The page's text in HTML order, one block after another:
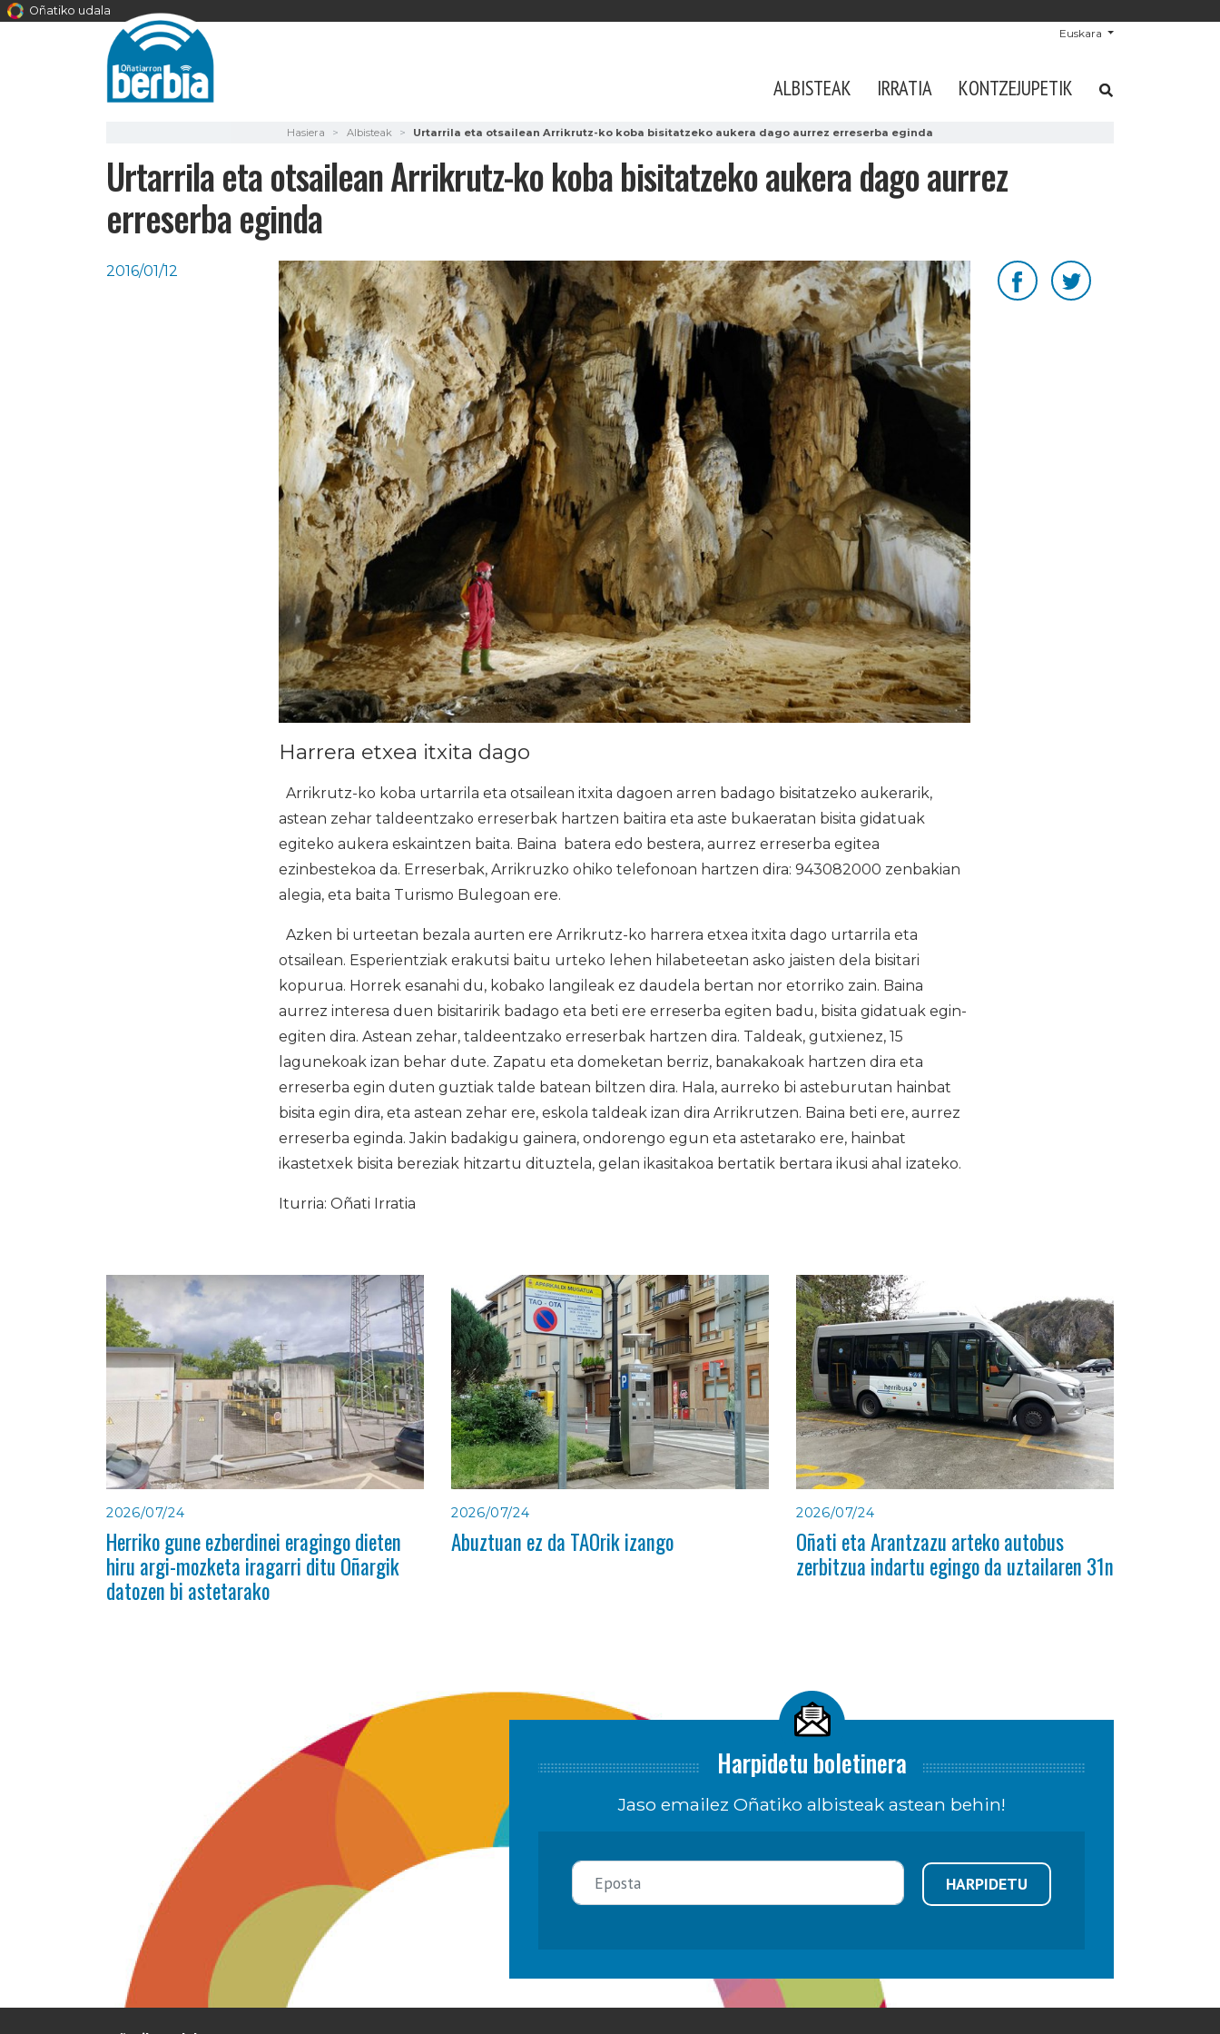
Oñatiko udala
Euskara
ALBISTEAK IRRATIA KONTZEJUPETIK
Hasiera Albisteak Urtarrila eta otsailean Arrikrutz-ko koba bisitatzeko aukera dago aurrez erreserba eginda
Urtarrila eta otsailean Arrikrutz-ko koba bisitatzeko aukera dago aurrez
erreserba eginda
2016/01/12
Harrera etxea itxita dago
Arrikrutz-ko koba urtarrila eta otsailean itxita dagoen arren badago bisitatzeko aukerarik,
astean zehar taldeentzako erreserbak hartzen baitira eta aste bukaeratan bisita gidatuak
egiteko aukera eskaintzen baita. Baina batera edo bestera, aurrez erreserba egitea
ezinbestekoa da. Erreserbak, Arrikruzko ohiko telefonoan hartzen dira: 943082000 zenbakian
alegia, eta baita Turismo Bulegoan ere.
Azken bi urteetan bezala aurten ere Arrikrutz-ko harrera etxea itxita dago urtarrila eta
otsailean. Esperientziak erakutsi baitu urteko lehen hilabeteetan asko jaisten dela bisitari
kopurua. Horrek esanahi du, kobako langileak ez daudela bertan nor etorriko zain. Baina
aurrez interesa duen bisitaririk badago eta beti ere erreserba egiten badu, bisita gidatuak egin-
egiten dira. Astean zehar, taldeentzako erreserbak hartzen dira. Taldeak, gutxienez, 15
lagunekoak izan behar dute. Zapatu eta domeketan berriz, banakakoak hartzen dira eta
erreserba egin duten guztiak talde batean biltzen dira. Hala, aurreko bi asteburutan hainbat
bisita egin dira, eta astean zehar ere, eskola taldeak izan dira Arrikrutzen. Baina beti ere, aurrez
erreserba eginda. Jakin badakigu gainera, ondorengo egun eta astetarako ere, hainbat
ikastetxek bisita bereziak hitzartu dituztela, gelan ikasitakoa bertatik bertara ikusi ahal izateko.
Iturria: Oñati Irratia
2026/07/24
Herriko gune ezberdinei eragingo dieten
hiru argi-mozketa iragarri ditu Oñargik
datozen bi astetarako
2026/07/24
Abuztuan ez da TAOrik izango
2026/07/24
Oñati eta Arantzazu arteko autobus
zerbitzua indartu egingo da uztailaren 31n
Harpidetu boletinera
Jaso emailez Oñatiko albisteak astean behin!
HARPIDETU